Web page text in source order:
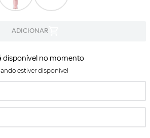
disponível no momento
estiver disponível